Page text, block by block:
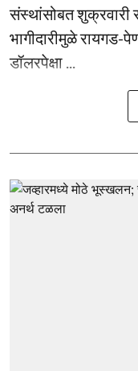
संस्थांसोबत
भागीदारीमुळे
डॉलरपेक्षा ...